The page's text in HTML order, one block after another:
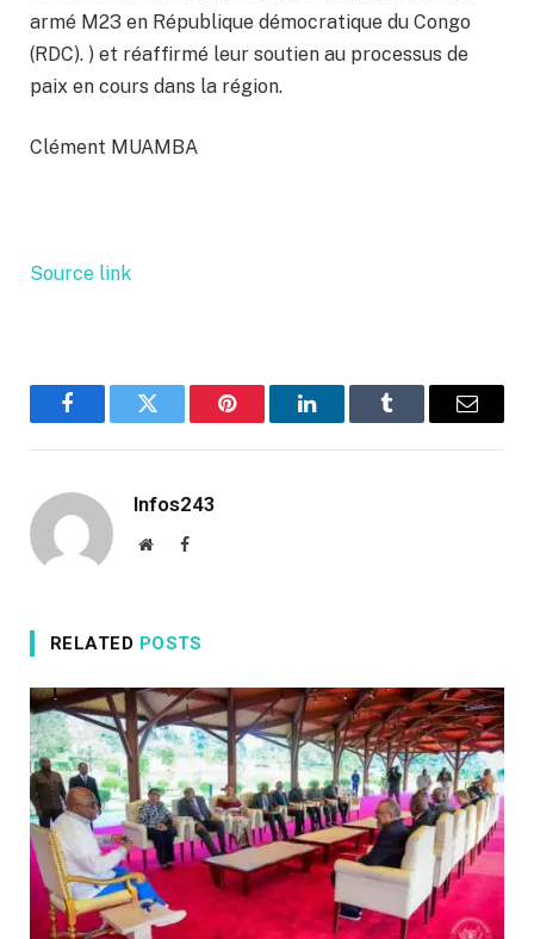
armé M23 en République démocratique du Congo
(RDC). ) et réaffirmé leur soutien au processus de
paix en cours dans la région.
Clément MUAMBA
Source link
FacebookTwitter Pinterest LinkedInTumblr Email
Infos243
WebsiteFacebook
RELATED POSTS